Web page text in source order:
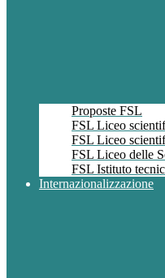
Proposte FSL
FSL Liceo
FSL Liceo
FSL Liceo delle
FSL Istituto
Internazionalizzazione